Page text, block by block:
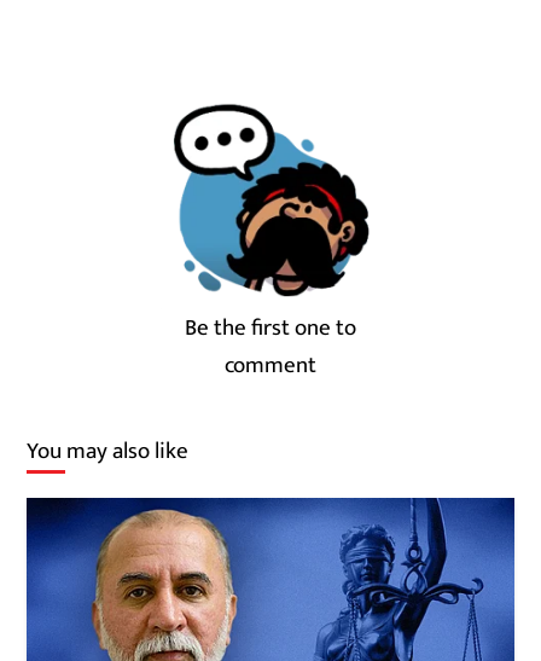
Be the first one to
comment
You may also like